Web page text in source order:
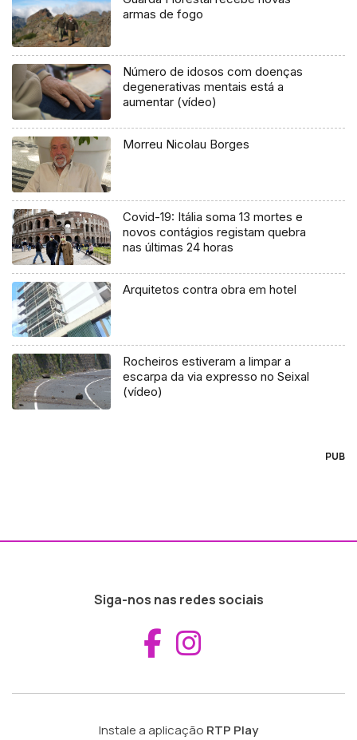
armas de fogo
Número de idosos com doenças
degenerativas mentais está a
aumentar (vídeo)
Morreu Nicolau Borges
Covid-19: Itália soma 13 mortes e
novos contágios registam quebra
nas últimas 24 horas
Arquitetos contra obra em hotel
Rocheiros estiveram a limpar a
escarpa da via expresso no Seixal
(vídeo)
PUB
Siga-nos nas redes sociais
Aceder ao
Instale a aplicação RTP Play